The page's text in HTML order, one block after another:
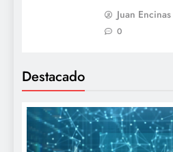
Juan Encinas
0
Destacado